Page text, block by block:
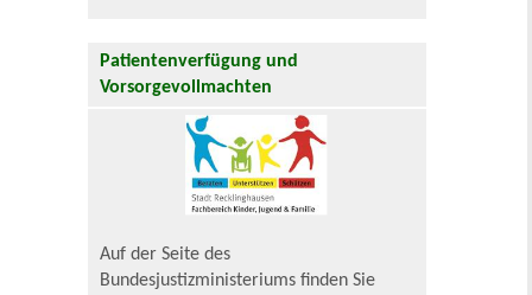
Patientenverfügung und
Vorsorgevollmachten
Auf der Seite des
Bundesjustizministeriums finden Sie